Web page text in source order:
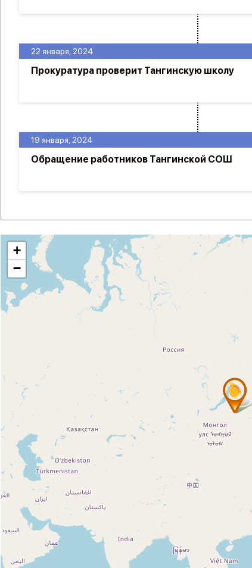
19 января, 2024
Обращение работников Тангинской СОШ
22 января, 2024
Прокуратура проверит Тангинскую школу
+
−